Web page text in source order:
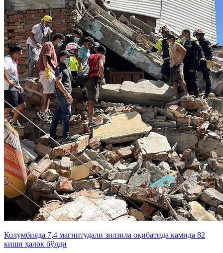
Колумбияда 7,4 магнитудали зилзила оқибатида камида 82
киши ҳалок бўлди